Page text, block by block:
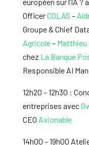
OfficerCOLAS –
Groupe & Chief
Agricole– Matthieu
chez La Banque
Responsible AI
12h20 – 12h30 :
entreprises avec
CEO Axionable
14h00 – 19h00